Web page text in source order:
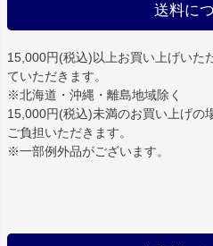
送料に
15,000円(税込)以上お買い上げいた
ていただきます。
※北海道・沖縄・離島地域除く
15,000円(税込)未満のお買い上げの
ご負担いただきます。
※一部例外品がございます。